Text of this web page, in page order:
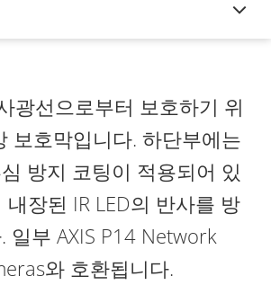
광선으로부터 보호하기 위
보호막입니다. 하단부에는
방지 코팅이 적용되어 있
내장된 IR LED의 반사를 방
일부 AXIS P14 Network
와 호환됩니다.